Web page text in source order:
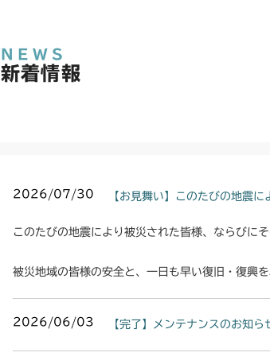
NEWS
新着情報
2026/07/30 【お見舞い】このたびの地震
このたびの地震により被災された皆様、ならびに
被災地域の皆様の安全と、一日も早い復旧・復興
2026/06/03 【完了】メンテナンスのお知ら